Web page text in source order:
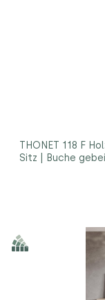
THONET 118 F
Sitz | Buche